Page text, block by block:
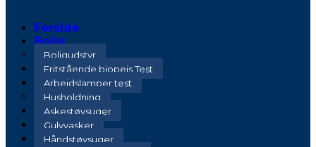
Forside
Bolig
Boligudstyr
Fritstående biopejs Test
Arbejdslamper test
Husholdning
Askestøvsuger
Gulvvasker
Håndstøvsuger